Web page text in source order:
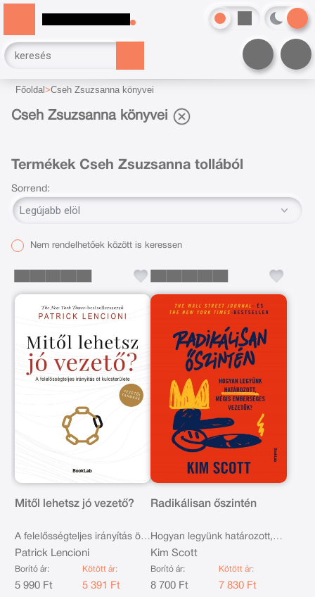
Főoldal Cseh Zsuzsanna könyvei
Cseh Zsuzsanna könyvei
Termékek Cseh Zsuzsanna tollából
Sorrend:
Nem rendelhetőek között is keressen
Mitől lehetsz jó vezető?
A felelősségteljes irányítás öt
kulcsterülete - Vezetői
tanmese
Patrick Lencioni
Borító ár:
5 990 Ft
Kötött ár:
5 391 Ft
Radikálisan őszintén
Hogyan legyünk határozott,
mégis emberséges vezetők
Kim Scott
Borító ár:
8 700 Ft
Kötött ár:
7 830 Ft